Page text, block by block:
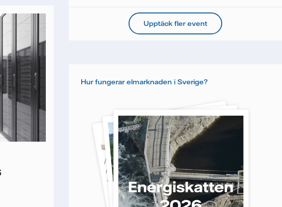
Upptäck fler event
Hur fungerar elmarknaden i Sverige?